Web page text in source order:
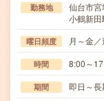
勤務地
仙台市
小鶴新
曜日頻度 月～金
時間 8:00～
期間 即日～